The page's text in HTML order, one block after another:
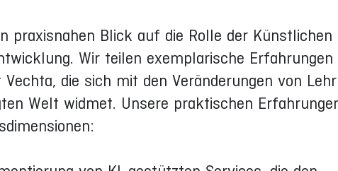
praxisnahen Blick auf die Rolle der Künstlichen
Wir teilen exemplarische Erfahrungen
die sich mit den Veränderungen von
Welt widmet. Unsere praktischen